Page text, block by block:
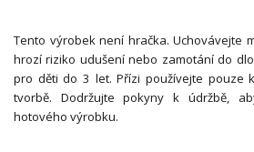
Tento výrobek není hračka. Uchovávejte
hrozí riziko udušení nebo zamotání do
pro děti do 3 let. Přízi používejte pouze
tvorbě. Dodržujte pokyny k údržbě,
hotového výrobku.